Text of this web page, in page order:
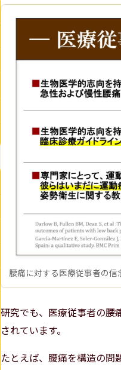
腰痛に対する医療従事者の信
研究でも、医療従事者の腰
されています。
たとえば、腰痛を構造の問